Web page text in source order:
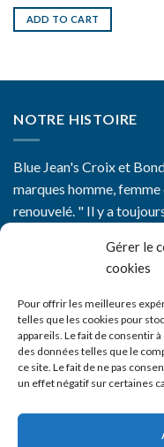
Gérer le
cookies
Pour offrir les meilleures
telles que les cookies pour
appareils. Le fait de consentir
des données telles que le
ce site. Le fait de ne pas
un effet négatif sur certaines
ADD TO CART
NOTRE HISTOIRE
Blue Jean's Croix et
marques homme,
renouvelé. " Il y a
CGV
Mentions Légales